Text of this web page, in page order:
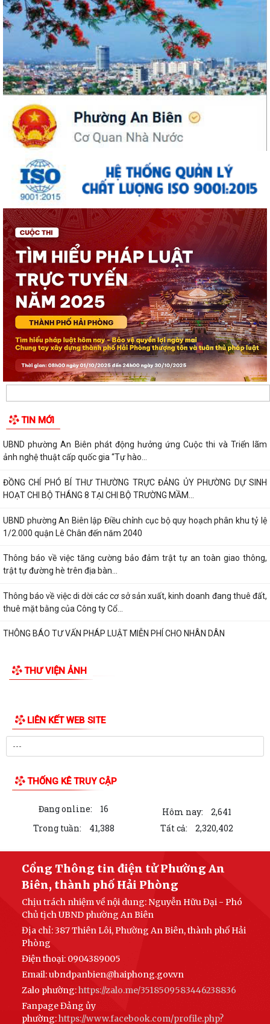
TIN MỚI
UBND phường An Biên phát động hưởng ứng Cuộc thi và Triển lãm
ảnh nghệ thuật cấp quốc gia “Tự hào...
ĐỒNG CHÍ PHÓ BÍ THƯ THƯỜNG TRỰC ĐẢNG ỦY PHƯỜNG DỰ SINH
HOẠT CHI BỘ THÁNG 8 TẠI CHI BỘ TRƯỜNG MẦM...
UBND phường An Biên lập Điều chỉnh cục bộ quy hoạch phân khu tỷ lệ
1/2.000 quận Lê Chân đến năm 2040
Thông báo về việc tăng cường bảo đảm trật tự an toàn giao thông,
trật tự đường hè trên địa bàn...
Thông báo về việc di dời các cơ sở sản xuất, kinh doanh đang thuê đất,
thuê mặt bằng của Công ty Cổ...
THÔNG BÁO TƯ VẤN PHÁP LUẬT MIỄN PHÍ CHO NHÂN DÂN
THƯ VIỆN ẢNH
LIÊN KẾT WEB SITE
THỐNG KÊ TRUY CẬP
Đang online: 16 Hôm nay:
2,641
Trong tuần:
41,388